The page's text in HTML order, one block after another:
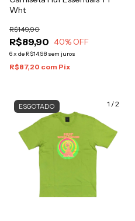
Wht
R$89,90
R$149,90
40% OFF
6x de R$14,98 sem juros
R$87,20 com Pix
1 /2
ESGOTADO